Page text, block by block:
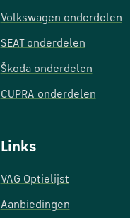
Volkswagen onderdelen
SEAT onderdelen
Škoda onderdelen
CUPRA onderdelen
Links
VAG Optielijst
Aanbiedingen